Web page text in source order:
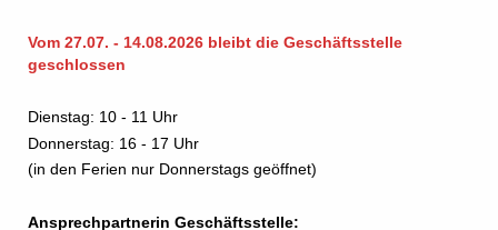
Vom 27.07. - 14.08.2026 bleibt die Geschäftsstelle
geschlossen
Dienstag: 10 - 11 Uhr
Donnerstag: 16 - 17 Uhr
(in den Ferien nur Donnerstags geöffnet)
Ansprechpartnerin Geschäftsstelle: